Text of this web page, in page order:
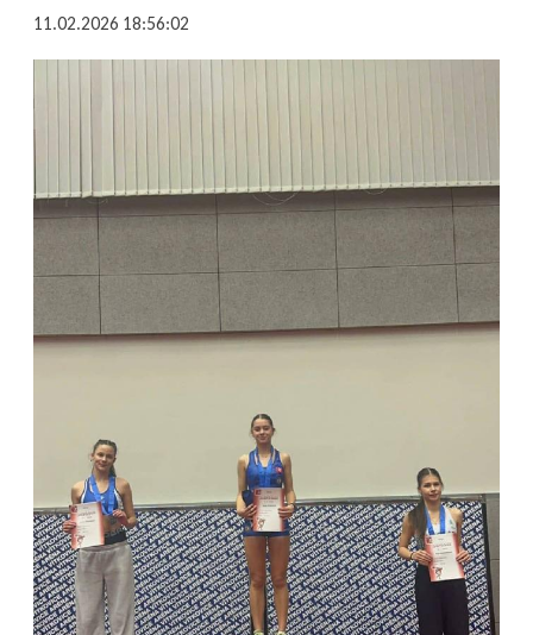
11.02.2026 18:56:02